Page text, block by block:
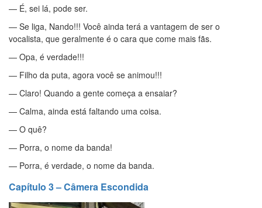
— É, sei lá, pode ser.
— Se liga, Nando!!! Você ainda terá a vantagem de ser o
vocalista, que geralmente é o cara que come mais fãs.
— Opa, é verdade!!!
— Filho da puta, agora você se animou!!!
— Claro! Quando a gente começa a ensaiar?
— Calma, ainda está faltando uma coisa.
— O quê?
— Porra, o nome da banda!
— Porra, é verdade, o nome da banda.
Capítulo 3 – Câmera Escondida